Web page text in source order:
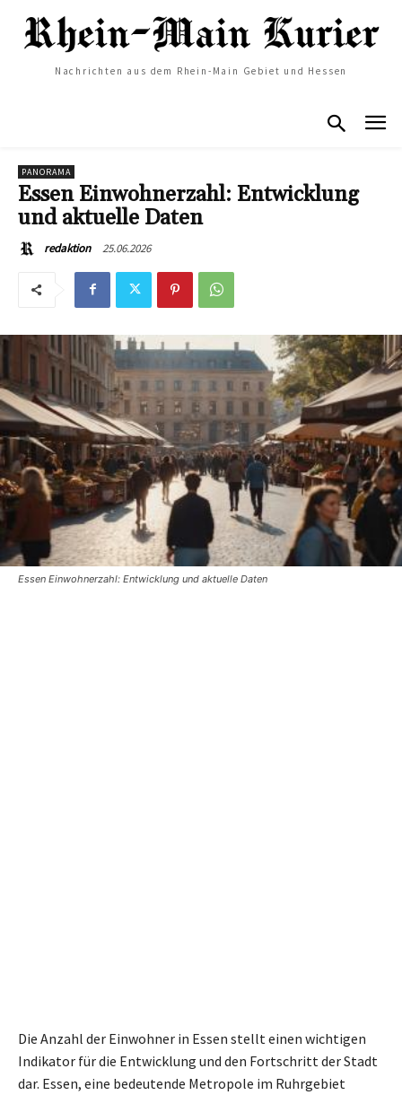
Nachrichten aus dem Rhein-Main Gebiet und Hessen
PANORAMA
Essen Einwohnerzahl: Entwicklung
und aktuelle Daten
redaktion 25.06.2026
Essen Einwohnerzahl: Entwicklung und aktuelle Daten
Die Anzahl der Einwohner in Essen stellt einen wichtigen
Indikator für die Entwicklung und den Fortschritt der Stadt
dar. Essen, eine bedeutende Metropole im Ruhrgebiet